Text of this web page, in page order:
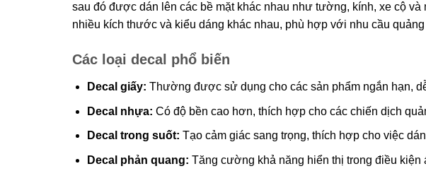
sau đó được dán lên các bề mặt khác nhau như tường, kính, xe cộ
nhiều kích thước và kiểu dáng khác nhau, phù hợp với nhu cầu
Các loại decal phổ biến
Decal giấy: Thường được sử dụng cho các sản phẩm ngắn hạn,
Decal nhựa: Có độ bền cao hơn, thích hợp cho các chiến dịch
Decal trong suốt: Tạo cảm giác sang trọng, thích hợp cho việc
Decal phản quang: Tăng cường khả năng hiển thị trong điều